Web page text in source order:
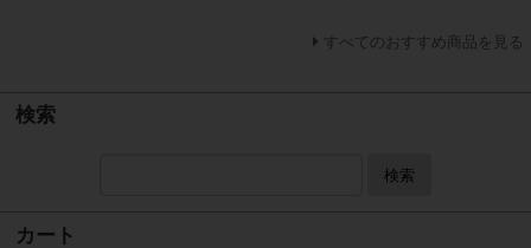
すべてのおすすめ商品を見る
検索
検索
カート